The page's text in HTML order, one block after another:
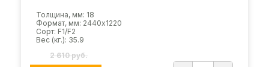
Толщина, мм: 18
Формат, мм: 2440х1220
Сорт: F1/F2
Вес (кг.): 35.9
2 610 руб.